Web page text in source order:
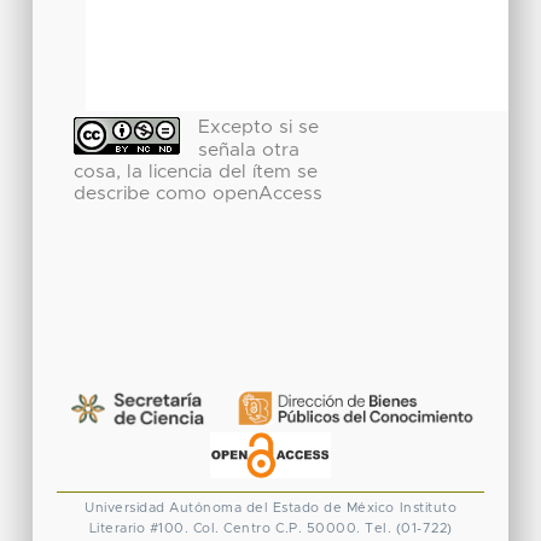
Excepto si se
señala otra
cosa, la licencia del ítem se
describe como openAccess
Universidad Autónoma del Estado de México
Instituto
Literario #100. Col. Centro C.P. 50000. Tel. (01-722)